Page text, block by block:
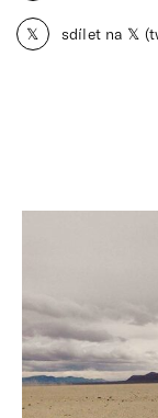
𝕏 sdílet na 𝕏